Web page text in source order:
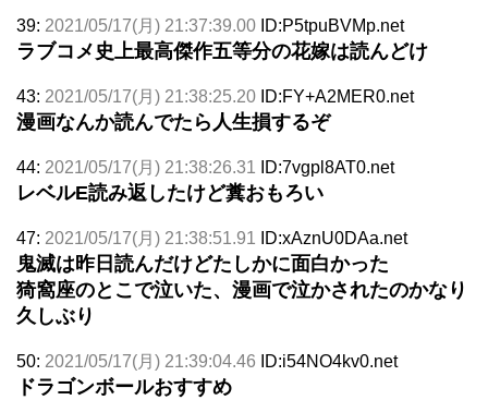
39: 2021/05/17(月) 21:37:39.00 ID:P5tpuBVMp.net
ラブコメ史上最高傑作五等分の花嫁は読んどけ
43: 2021/05/17(月) 21:38:25.20 ID:FY+A2MER0.net
漫画なんか読んでたら人生損するぞ
44: 2021/05/17(月) 21:38:26.31 ID:7vgpl8AT0.net
レベルE読み返したけど糞おもろい
47: 2021/05/17(月) 21:38:51.91 ID:xAznU0DAa.net
鬼滅は昨日読んだけどたしかに面白かった
猗窩座のとこで泣いた、漫画で泣かされたのかなり
久しぶり
50: 2021/05/17(月) 21:39:04.46 ID:i54NO4kv0.net
ドラゴンボールおすすめ